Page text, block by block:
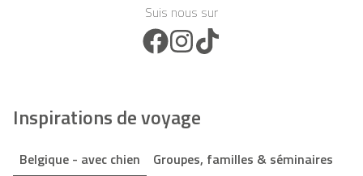
Suis nous sur
Facebook Icon
Instagram Icon
Inspirations de voyage
Belgique - avec chien Groupes, familles & séminaires